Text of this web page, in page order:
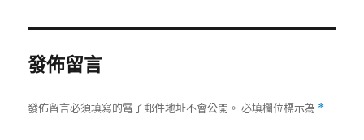
發佈留言
發佈留言必須填寫的電子郵件地址不會公開。 必填欄位標示為 *